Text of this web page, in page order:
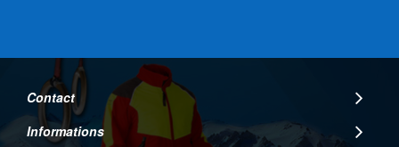
Contact
Informations